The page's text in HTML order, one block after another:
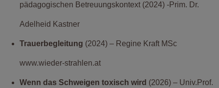
pädagogischen Betreuungskontext (2024) -Prim. Dr.
Adelheid Kastner
Trauerbegleitung (2024) – Regine Kraft MSc
www.wieder-strahlen.at
Wenn das Schweigen toxisch wird (2026) – Univ.Prof.